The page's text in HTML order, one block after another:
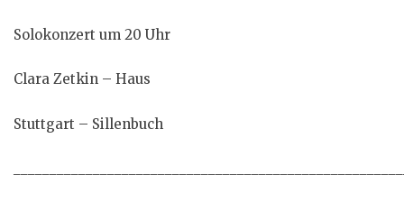
Solokonzert um 20 Uhr
Clara Zetkin – Haus
Stuttgart – Sillenbuch